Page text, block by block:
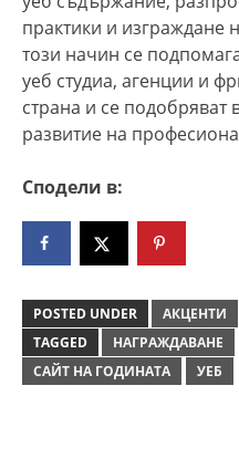
практики и изграждане
този начин се
уеб студиа, агенции и
страна и се подобряват
развитие на
Сподели в:
POSTED UNDER АКЦЕНТИ
TAGGED
НАГРАЖДАВАНЕ
САЙТ НА ГОДИНАТА
УЕБ